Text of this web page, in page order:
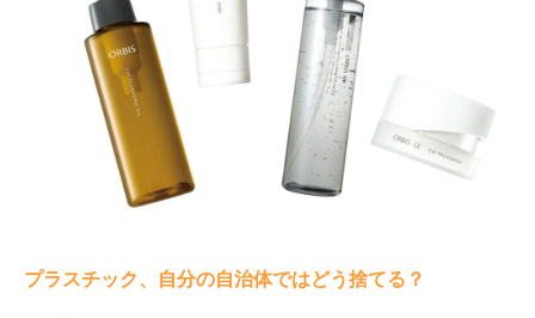
プラスチック、自分の自治体ではどう捨てる？